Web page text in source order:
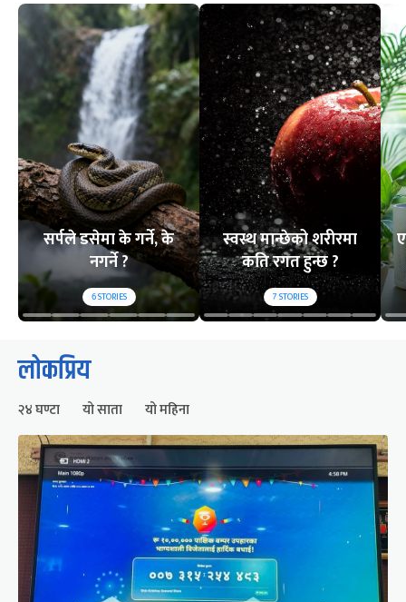
सर्पले डसेमा के गर्ने, के
नगर्ने ?
6STORIES
स्वस्थ मान्छेको शरीरमा
कति रगत हुन्छ ?
7STORIES
लोकप्रिय
२४ घण्टा यो साता यो महिना